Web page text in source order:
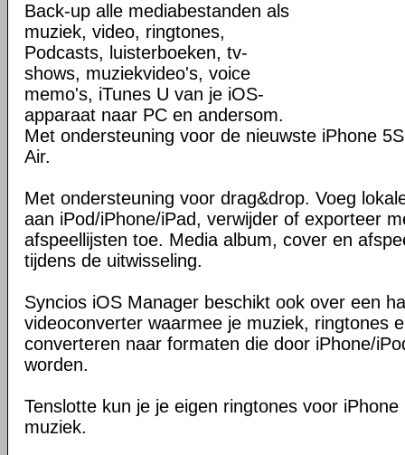
Back-up alle mediabestanden als
muziek, video, ringtones,
Podcasts, luisterboeken, tv-
shows, muziekvideo's, voice
memo's, iTunes U van je iOS-
apparaat naar PC en andersom.
Met ondersteuning voor de nieuwste iPhone
Air.
Met ondersteuning voor drag&drop. Voeg
aan iPod/iPhone/iPad, verwijder of exporteer
afspeellijsten toe. Media album, cover en
tijdens de uitwisseling.
Syncios iOS Manager beschikt ook over een
videoconverter waarmee je muziek, ringtones
converteren naar formaten die door iPhone/
worden.
Tenslotte kun je je eigen ringtones voor
muziek.